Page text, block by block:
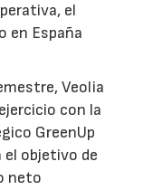
el
en España
Veolia
con la
GreenUp
objetivo de
neto